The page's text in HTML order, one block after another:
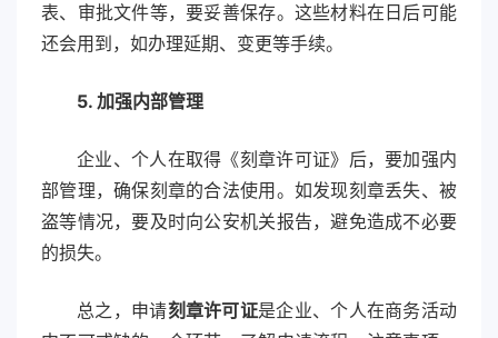
表、审批文件等，要妥善保存。这些材料在日后可能
还会用到，如办理延期、变更等手续。
5. 加强内部管理
企业、个人在取得《刻章许可证》后，要加强内
部管理，确保刻章的合法使用。如发现刻章丢失、被
盗等情况，要及时向公安机关报告，避免造成不必要
的损失。
总之，申请刻章许可证是企业、个人在商务活动